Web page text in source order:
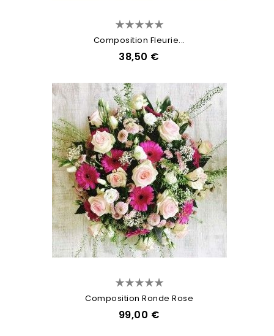
Composition Fleurie...
38,50 €
Composition Ronde Rose
99,00 €